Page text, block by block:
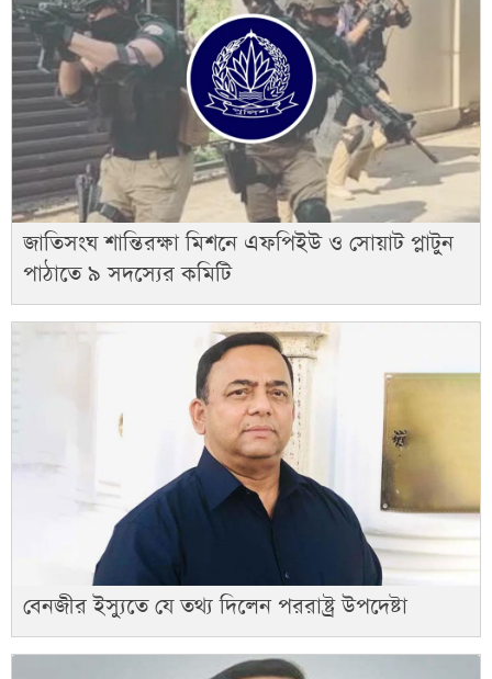
জাতিসংঘ শান্তিরক্ষা মিশনে এফপিইউ ও সোয়াট প্লাটুন
পাঠাতে ৯ সদস্যের কমিটি
বেনজীর ইস্যুতে যে তথ্য দিলেন পররাষ্ট্র উপদেষ্টা